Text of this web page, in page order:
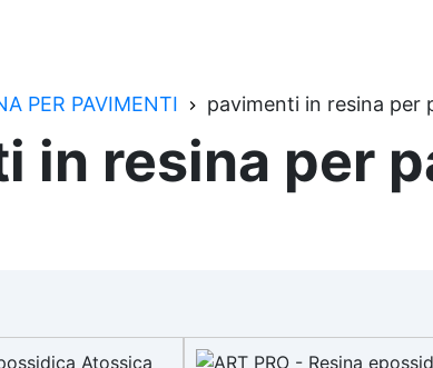
PER PAVIMENTI pavimenti in resina per
in resina per